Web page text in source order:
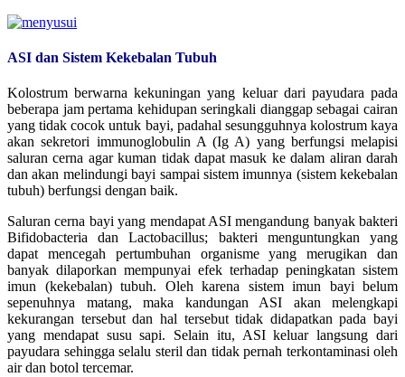
ASI dan Sistem Kekebalan Tubuh
Kolostrum berwarna kekuningan yang keluar dari payudara pada
beberapa jam pertama kehidupan seringkali dianggap sebagai cairan
yang tidak cocok untuk bayi, padahal sesungguhnya kolostrum kaya
akan sekretori immunoglobulin A (Ig A) yang berfungsi melapisi
saluran cerna agar kuman tidak dapat masuk ke dalam aliran darah
dan akan melindungi bayi sampai sistem imunnya (sistem kekebalan
tubuh) berfungsi dengan baik.
Saluran cerna bayi yang mendapat ASI mengandung banyak bakteri
Bifidobacteria dan Lactobacillus; bakteri menguntungkan yang
dapat mencegah pertumbuhan organisme yang merugikan dan
banyak dilaporkan mempunyai efek terhadap peningkatan sistem
imun (kekebalan) tubuh. Oleh karena sistem imun bayi belum
sepenuhnya matang, maka kandungan ASI akan melengkapi
kekurangan tersebut dan hal tersebut tidak didapatkan pada bayi
yang mendapat susu sapi. Selain itu, ASI keluar langsung dari
payudara sehingga selalu steril dan tidak pernah terkontaminasi oleh
air dan botol tercemar.